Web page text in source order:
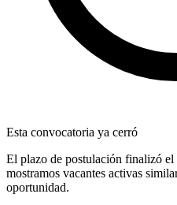
Esta convocatoria ya cerró
El plazo de postulación finalizó el
mostramos vacantes activas
oportunidad.